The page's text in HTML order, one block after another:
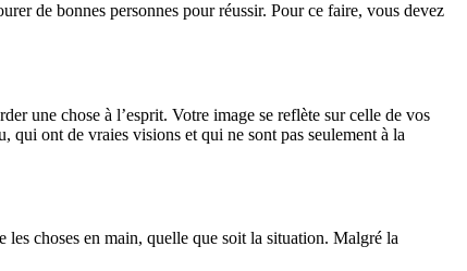
de bonnes personnes pour réussir. Pour ce faire, vous devez
une chose à l’esprit. Votre image se reflète sur celle de vos
qui ont de vraies visions et qui ne sont pas seulement à la
les choses en main, quelle que soit la situation. Malgré la